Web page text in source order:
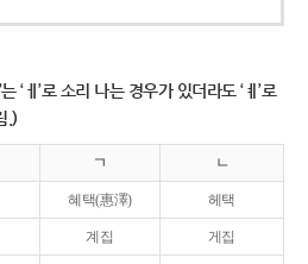
‘ㅔ’로 소리 나는 경우가 있더라도 ‘ㅖ’로
.)
ㄱ ㄴ
혜택(惠澤) 헤택
계집 게집